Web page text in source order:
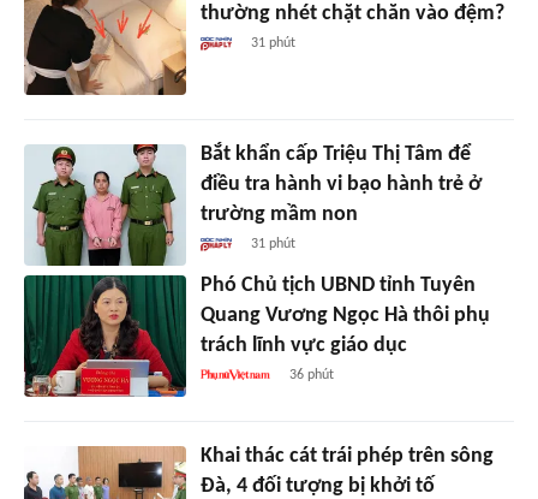
thường nhét chặt chăn vào đệm?
31 phút
Bắt khẩn cấp Triệu Thị Tâm để
điều tra hành vi bạo hành trẻ ở
trường mầm non
31 phút
Phó Chủ tịch UBND tỉnh Tuyên
Quang Vương Ngọc Hà thôi phụ
trách lĩnh vực giáo dục
36 phút
Khai thác cát trái phép trên sông
Đà, 4 đối tượng bị khởi tố